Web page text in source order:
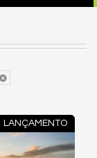
LANÇAMENTO